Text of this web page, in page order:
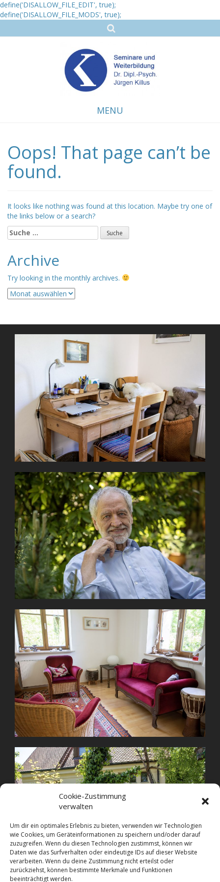
Cookie-Zustimmung
verwalten
Um dir ein optimales Erlebnis zu bieten, verwenden wir Technologien
wie Cookies, um Geräteinformationen zu speichern und/oder darauf
zuzugreifen. Wenn du diesen Technologien zustimmst, können wir
Daten wie das Surfverhalten oder eindeutige IDs auf dieser Website
verarbeiten. Wenn du deine Zustimmung nicht erteilst oder
zurückziehst, können bestimmte Merkmale und Funktionen
beeinträchtigt werden.
define('DISALLOW_FILE_EDIT', true);
define('DISALLOW_FILE_MODS', true);
MENU
to
content
Oops! That page can’t be
found.
It looks like nothing was found at this location. Maybe try one of
the links below or a search?
Suche
nach:
Archive
Try looking in the monthly archives.
Archive